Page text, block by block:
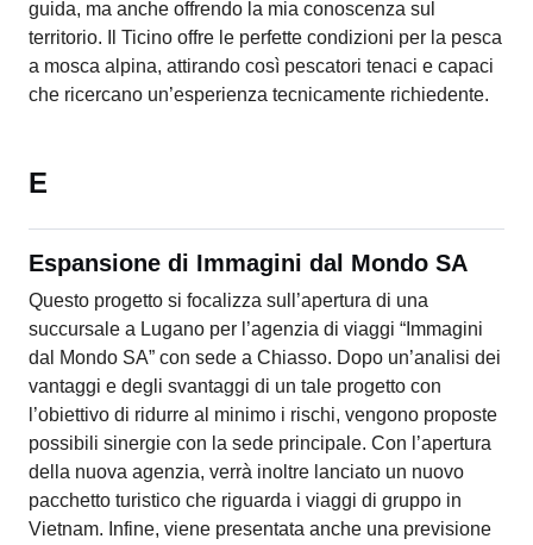
guida, ma anche offrendo la mia conoscenza sul
territorio. Il Ticino offre le perfette condizioni per la pesca
a mosca alpina, attirando così pescatori tenaci e capaci
che ricercano un’esperienza tecnicamente richiedente.
E
Espansione di Immagini dal Mondo SA
Questo progetto si focalizza sull’apertura di una
succursale a Lugano per l’agenzia di viaggi “Immagini
dal Mondo SA” con sede a Chiasso. Dopo un’analisi dei
vantaggi e degli svantaggi di un tale progetto con
l’obiettivo di ridurre al minimo i rischi, vengono proposte
possibili sinergie con la sede principale. Con l’apertura
della nuova agenzia, verrà inoltre lanciato un nuovo
pacchetto turistico che riguarda i viaggi di gruppo in
Vietnam. Infine, viene presentata anche una previsione